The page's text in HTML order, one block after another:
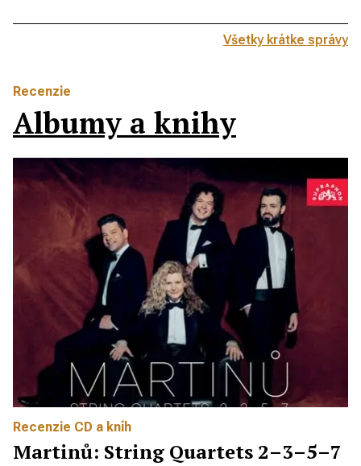
Všetky krátke správy
Recenzie
Albumy a knihy
Recenzie CD a kníh
Martinů: String Quartets 2–3–5–7